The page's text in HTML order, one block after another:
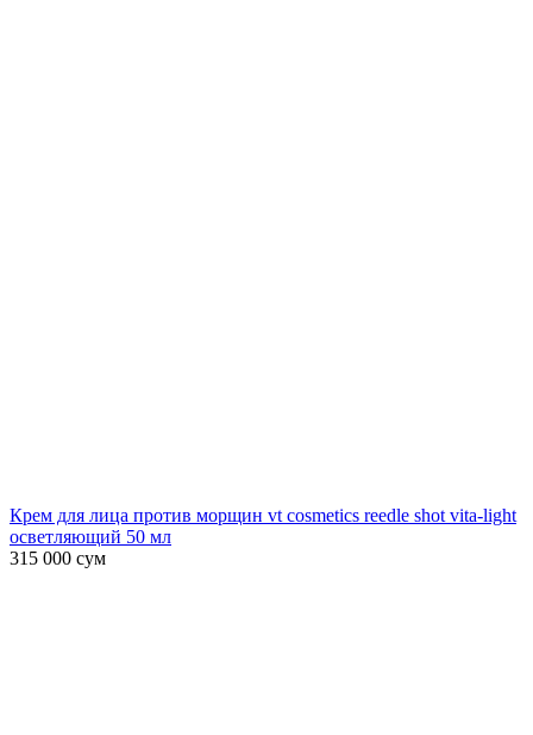
Крем для лица против морщин vt cosmetics reedle shot vita-light
осветляющий 50 мл
315 000 сум